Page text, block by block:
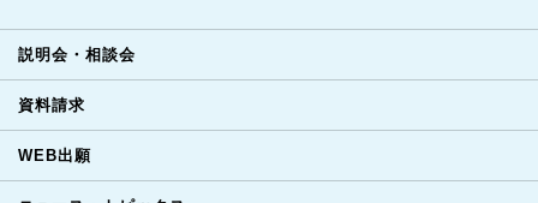
説明会・相談会
資料請求
WEB出願